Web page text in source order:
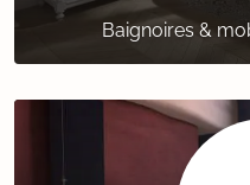
Baignoires &